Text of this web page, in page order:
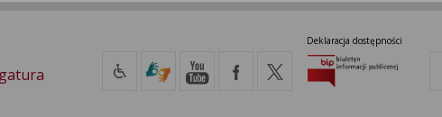
Deklaracja dostępności